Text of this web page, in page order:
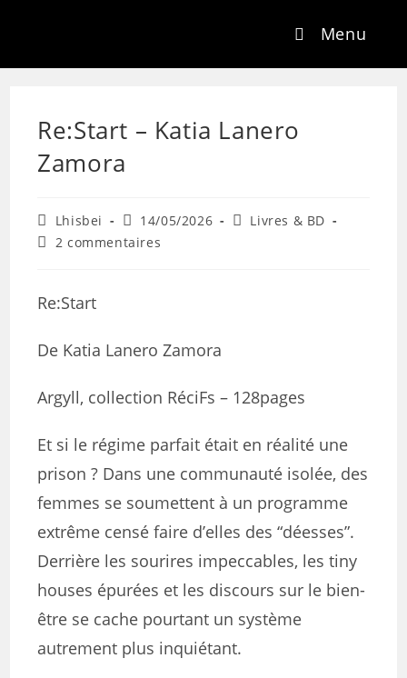
Menu
Re:Start – Katia Lanero
Zamora
Lhisbei 14/05/2026
Livres & BD
2 commentaires
Re:Start
De Katia Lanero Zamora
Argyll, collection RéciFs – 128pages
Et si le régime parfait était en réalité une
prison ? Dans une communauté isolée, des
femmes se soumettent à un programme
extrême censé faire d’elles des “déesses”.
Derrière les sourires impeccables, les tiny
houses épurées et les discours sur le bien-
être se cache pourtant un système
autrement plus inquiétant.